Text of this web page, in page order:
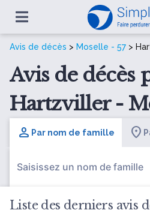
Avis de décès > Moselle - 57 >
Avis de décès
Hartzviller -
Par nom de famille
Liste des derniers avis